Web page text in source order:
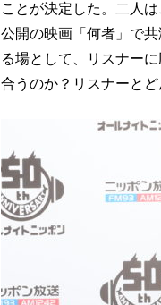
ことが決定した。二人
公開の映画「何者」で
る場として、リスナー
合うのか？リスナーと